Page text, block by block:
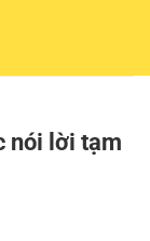
nói lời tạm